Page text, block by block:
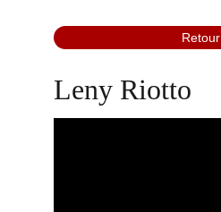
Retour
Leny Riotto